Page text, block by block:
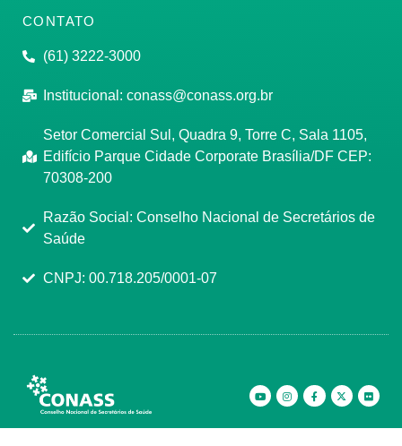
CONTATO
(61) 3222-3000
Institucional: conass@conass.org.br
Setor Comercial Sul, Quadra 9, Torre C, Sala 1105,
Edifício Parque Cidade Corporate Brasília/DF CEP:
70308-200
Razão Social: Conselho Nacional de Secretários de
Saúde
CNPJ: 00.718.205/0001-07